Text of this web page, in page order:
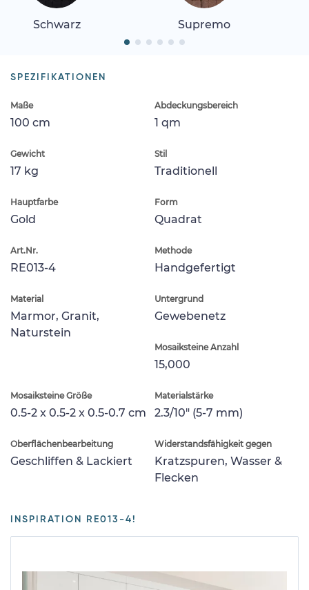
Schwarz Supremo
SPEZIFIKATIONEN
Maße
100 cm
Abdeckungsbereich
1 qm
Gewicht
17 kg
Stil
Traditionell
Hauptfarbe
Gold
Form
Quadrat
Art.Nr.
RE013-4
Methode
Handgefertigt
Material
Marmor, Granit,
Naturstein
Untergrund
Gewebenetz
Mosaiksteine Anzahl
15,000
Mosaiksteine Größe
0.5-2 x 0.5-2 x 0.5-0.7 cm
Materialstärke
2.3/10" (5-7 mm)
Oberflächenbearbeitung
Geschliffen & Lackiert
Widerstandsfähigkeit gegen
Kratzspuren, Wasser &
Flecken
INSPIRATION RE013-4!